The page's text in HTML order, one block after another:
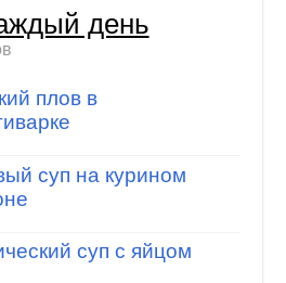
день
плов в
суп на курином
суп с яйцом